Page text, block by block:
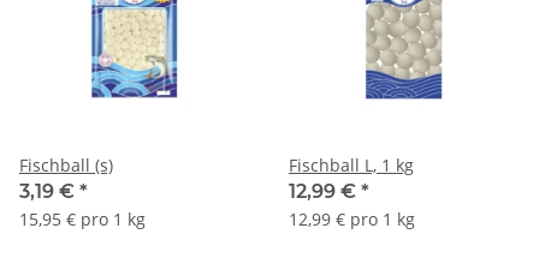
Fischball (s)
3,19 € *
15,95 € pro 1 kg
Fischball L, 1 kg
12,99 € *
12,99 € pro 1 kg